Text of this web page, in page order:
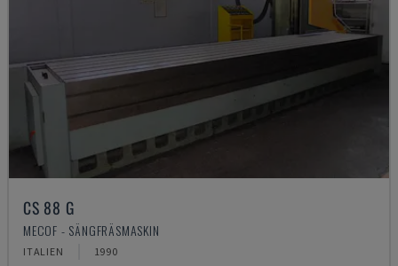
CS 88 G
MECOF - SÄNGFRÄSMASKIN
ITALIEN 1990